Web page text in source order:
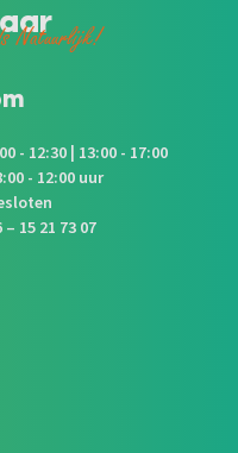
Natuurlijk!
- 12:30 | 13:00 - 17:00
- 12:00 uur
– 15 21 73 07